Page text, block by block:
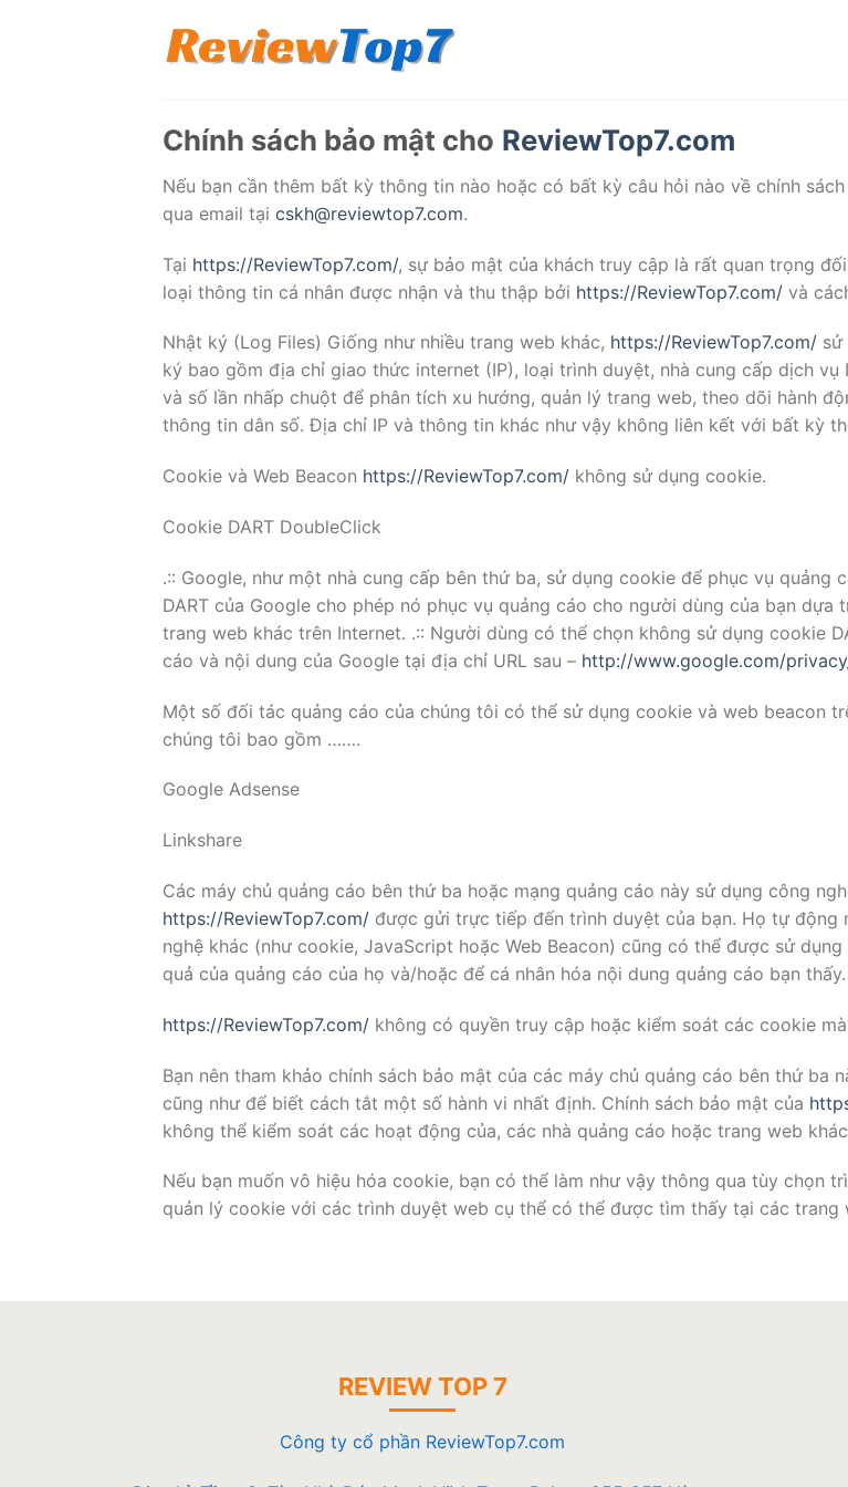
Chính sách bảo mật cho ReviewTop7.com
Nếu bạn cần thêm bất kỳ thông tin nào hoặc có bất kỳ câu hỏi nào về chính
qua email tại cskh@reviewtop7.com.
Tại https://ReviewTop7.com/, sự bảo mật của khách truy cập là rất quan trọng
loại thông tin cá nhân được nhận và thu thập bởi https://ReviewTop7.com/ và
Nhật ký (Log Files) Giống như nhiều trang web khác, https://ReviewTop7.com/ sử
ký bao gồm địa chỉ giao thức internet (IP), loại trình duyệt, nhà cung cấp dịch
và số lần nhấp chuột để phân tích xu hướng, quản lý trang web, theo dõi hành
thông tin dân số. Địa chỉ IP và thông tin khác như vậy không liên kết với bất kỳ
Cookie và Web Beacon https://ReviewTop7.com/ không sử dụng cookie.
Cookie DART DoubleClick
.:: Google, như một nhà cung cấp bên thứ ba, sử dụng cookie để phục vụ quảng
DART của Google cho phép nó phục vụ quảng cáo cho người dùng của bạn dựa
trang web khác trên Internet. .:: Người dùng có thể chọn không sử dụng cookie
cáo và nội dung của Google tại địa chỉ URL sau – http://www.google.com/
Một số đối tác quảng cáo của chúng tôi có thể sử dụng cookie và web beacon
chúng tôi bao gồm …….
Google Adsense
Linkshare
Các máy chủ quảng cáo bên thứ ba hoặc mạng quảng cáo này sử dụng công
https://ReviewTop7.com/ được gửi trực tiếp đến trình duyệt của bạn. Họ tự động
nghệ khác (như cookie, JavaScript hoặc Web Beacon) cũng có thể được sử
quả của quảng cáo của họ và/hoặc để cá nhân hóa nội dung quảng cáo bạn thấy.
https://ReviewTop7.com/ không có quyền truy cập hoặc kiểm soát các cookie
Bạn nên tham khảo chính sách bảo mật của các máy chủ quảng cáo bên thứ
cũng như để biết cách tắt một số hành vi nhất định. Chính sách bảo mật của
không thể kiểm soát các hoạt động của, các nhà quảng cáo hoặc trang web
Nếu bạn muốn vô hiệu hóa cookie, bạn có thể làm như vậy thông qua tùy chọn
quản lý cookie với các trình duyệt web cụ thể có thể được tìm thấy tại các
REVIEW TOP 7
Công ty cổ phần ReviewTop7.com